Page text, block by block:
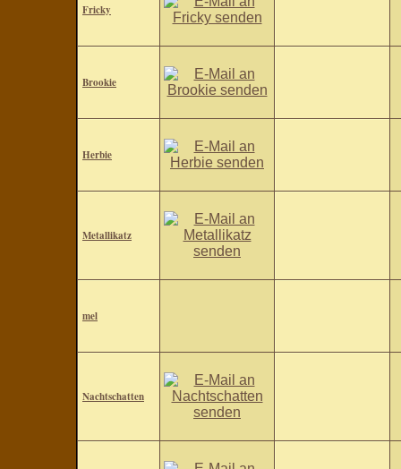
Fricky
Brookie
Herbie
Metallikatz
mel
Nachtschatten